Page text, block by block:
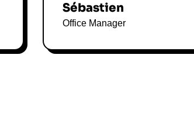
Sébastien
Office Manager